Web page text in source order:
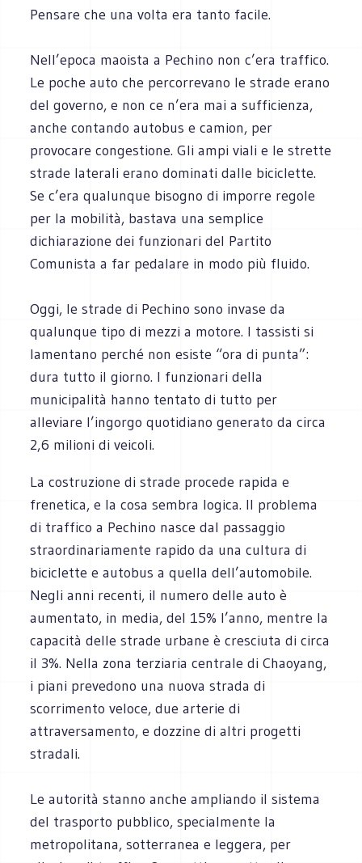
Pensare che una volta era tanto facile.
Nell’epoca maoista a Pechino non c’era traffico.
Le poche auto che percorrevano le strade erano
del governo, e non ce n’era mai a sufficienza,
anche contando autobus e camion, per
provocare congestione. Gli ampi viali e le strette
strade laterali erano dominati dalle biciclette.
Se c’era qualunque bisogno di imporre regole
per la mobilità, bastava una semplice
dichiarazione dei funzionari del Partito
Comunista a far pedalare in modo più fluido.
Oggi, le strade di Pechino sono invase da
qualunque tipo di mezzi a motore. I tassisti si
lamentano perché non esiste “ora di punta”:
dura tutto il giorno. I funzionari della
municipalità hanno tentato di tutto per
alleviare l’ingorgo quotidiano generato da circa
2,6 milioni di veicoli.
La costruzione di strade procede rapida e
frenetica, e la cosa sembra logica. Il problema
di traffico a Pechino nasce dal passaggio
straordinariamente rapido da una cultura di
biciclette e autobus a quella dell’automobile.
Negli anni recenti, il numero delle auto è
aumentato, in media, del 15% l’anno, mentre la
capacità delle strade urbane è cresciuta di circa
il 3%. Nella zona terziaria centrale di Chaoyang,
i piani prevedono una nuova strada di
scorrimento veloce, due arterie di
attraversamento, e dozzine di altri progetti
stradali.
Le autorità stanno anche ampliando il sistema
del trasporto pubblico, specialmente la
metropolitana, sotterranea e leggera, per